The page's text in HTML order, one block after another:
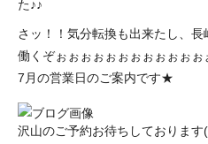
た♪♪
さッ！！気分転換も出来たし、長
働くぞぉぉぉぉぉぉぉぉぉぉぉぉ
7月の営業日のご案内です★
沢山のご予約お待ちしております